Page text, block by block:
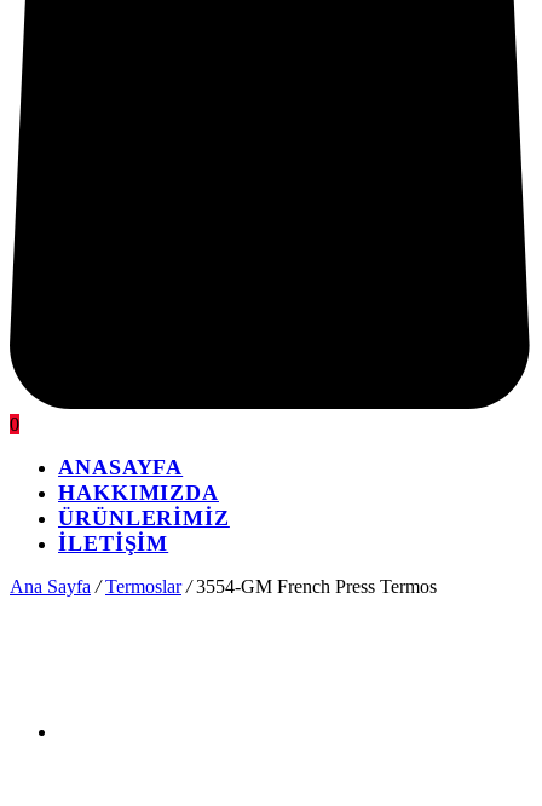
0
ANASAYFA
HAKKIMIZDA
ÜRÜNLERİMİZ
İLETİŞİM
Ana Sayfa / Termoslar /3554-GM French Press Termos